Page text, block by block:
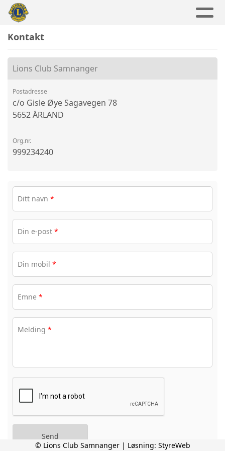
Kontakt
Lions Club Samnanger
Postadresse
c/o Gisle Øye Sagavegen 78
5652 ÅRLAND
Org.nr.
999234240
Ditt navn *
Din e-post *
Din mobil *
Emne *
Melding *
© Lions Club Samnanger | Løsning: StyreWeb